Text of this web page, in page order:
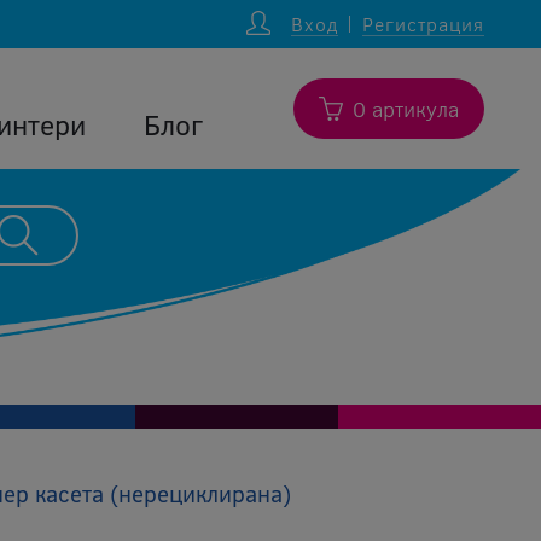
Вход Регистрация
Блог 0 артикула
касета (нерециклирана)